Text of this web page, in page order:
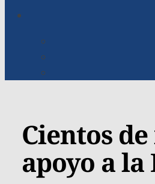
Cientos
apoyo a